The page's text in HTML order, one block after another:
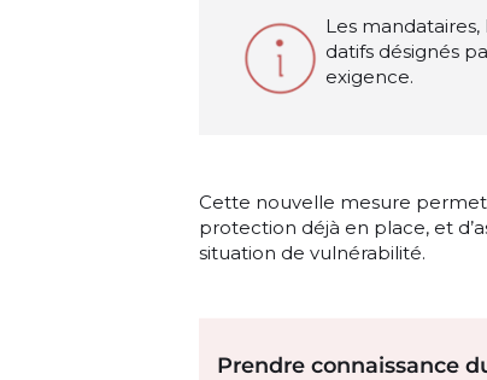
Les
datifs désignés
exigence.
Cette nouvelle mesure
protection déjà en place, et
situation de vulnérabilité.
Prendre connaissance